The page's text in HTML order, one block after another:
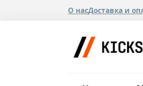
О насДоставка и